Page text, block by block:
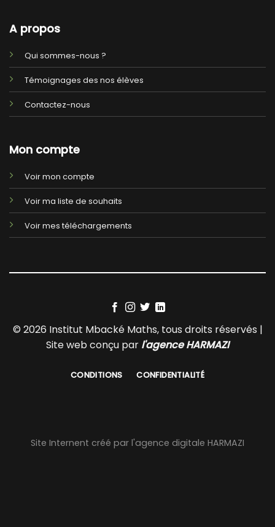
A propos
Qui sommes-nous ?
Témoignages des nos élèves
Contactez-nous
Mon compte
Voir mon compte
Voir ma liste de souhaits
Voir mes téléchargements
© 2026 Institut Mbacké Maths, tous droits réservés |
Site web conçu par l'agence HARMAZI
CONDITIONS CONFIDENTIALITÉ
Site Internent créé par l'agence digitale HARMAZI